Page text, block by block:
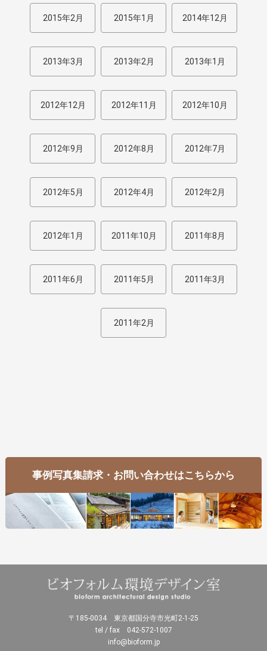
2015年2月 2015年1月 2014年12月
2013年3月 2013年2月 2013年1月
2012年12月 2012年11月 2012年10月
2012年9月 2012年8月 2012年7月
2012年5月 2012年4月 2012年2月
2012年1月 2011年10月 2011年8月
2011年6月 2011年5月 2011年3月
2011年2月
事例写真集請求・お問い合わせはこちらから
〒185-0034 東京都国分寺市光町2-1-25
tel / fax 042-572-1007
info@bioform.jp